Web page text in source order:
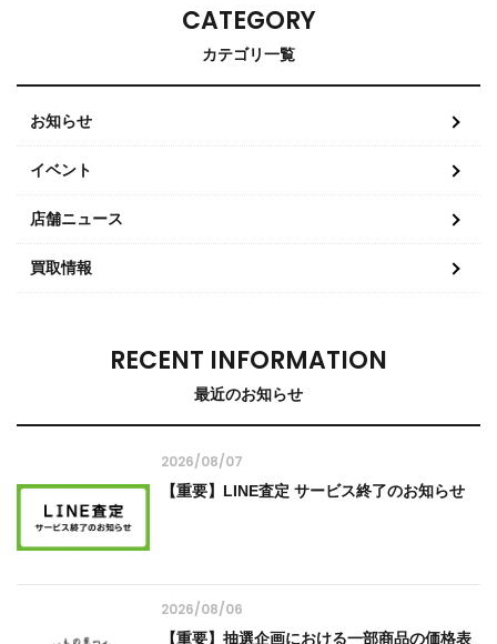
CATEGORY
カテゴリ一覧
お知らせ
イベント
店舗ニュース
買取情報
RECENT INFORMATION
最近のお知らせ
2026/08/07
【重要】LINE査定 サービス終了のお知らせ
2026/08/06
【重要】抽選企画における一部商品の価格表